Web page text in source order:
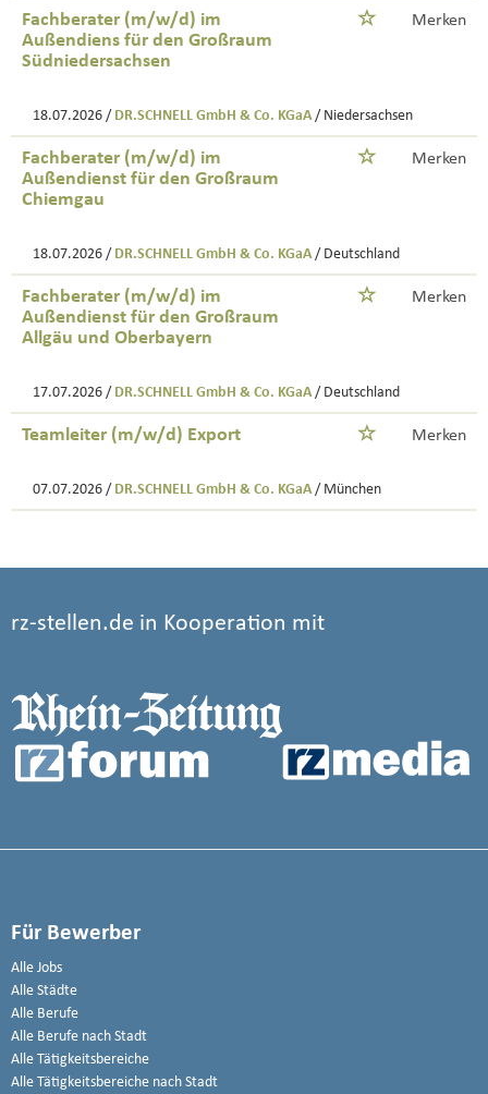
Fachberater (m/w/d) im
Außendiens für den Großraum
Südniedersachsen
Merken
18.07.2026 / DR.SCHNELL GmbH & Co. KGaA / Niedersachsen
Fachberater (m/w/d) im
Außendienst für den Großraum
Chiemgau
Merken
18.07.2026 / DR.SCHNELL GmbH & Co. KGaA / Deutschland
Fachberater (m/w/d) im
Außendienst für den Großraum
Allgäu und Oberbayern
Merken
17.07.2026 / DR.SCHNELL GmbH & Co. KGaA / Deutschland
Teamleiter (m/w/d) Export Merken
07.07.2026 / DR.SCHNELL GmbH & Co. KGaA / München
rz-stellen.de in Kooperation mit
Für Bewerber
Alle Jobs
Alle Städte
Alle Berufe
Alle Berufe nach Stadt
Alle Tätigkeitsbereiche
Alle Tätigkeitsbereiche nach Stadt